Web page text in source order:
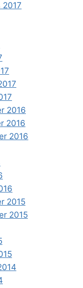
2017
2016
2016
2016
2015
2015